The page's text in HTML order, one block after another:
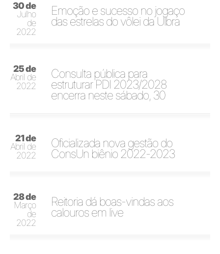
30 de
Julho
de
2022
Emoção e sucesso no jogaço
das estrelas do vôlei da Ulbra
25 de
Abril de
2022
Consulta pública para
estruturar PDI 2023/2028
encerra neste sábado, 30
21 de
Abril de
2022
Oficializada nova gestão do
ConsUn biênio 2022-2023
28 de
Março
de
2022
Reitoria dá boas-vindas aos
calouros em live